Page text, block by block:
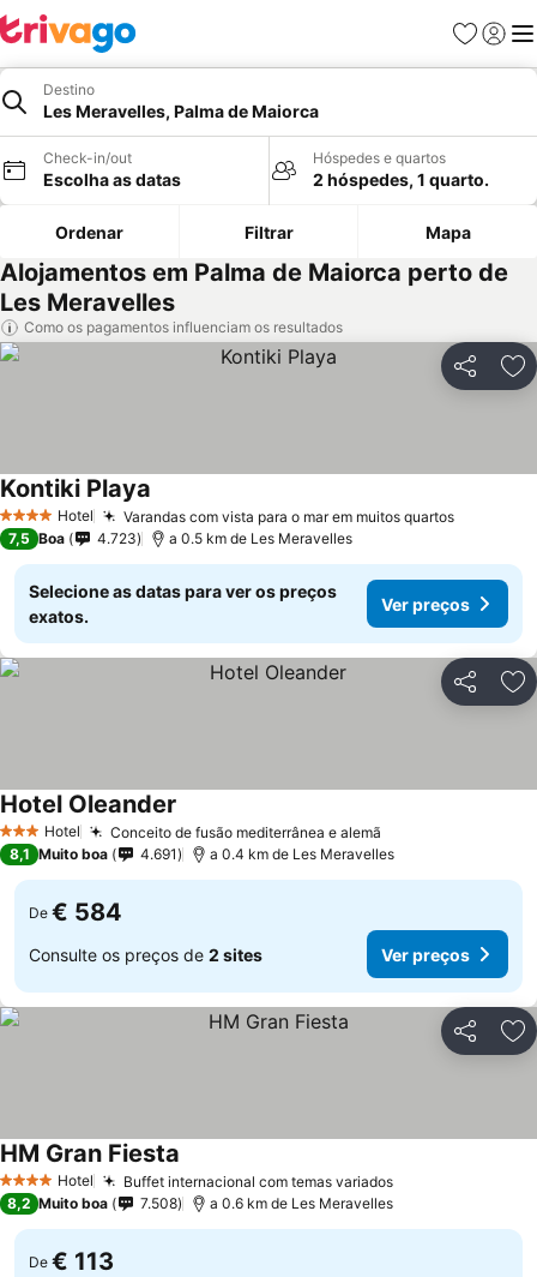
Favoritos
Iniciar
Destino
Les Meravelles, Palma de Maiorca
Check-in/out
Escolha as datas
Hóspedes e quartos
2 hóspedes, 1 quarto.
Ordenar Filtrar Mapa
Alojamentos em Palma de Maiorca perto de
Les Meravelles
Como os pagamentos influenciam os resultados
Partilhar
4 EstrelasHotel Varandas com vista para o mar em muitos quartos
Kontiki Playa
7,5 Boa 4.723 a 0.5 km de Les Meravelles
Selecione as datas para ver os preços
exatos.
Ver preços
Partilhar
3 EstrelasHotel Conceito de fusão mediterrânea e alemã
Hotel Oleander
8,1 Muito boa 4.691 a 0.4 km de Les Meravelles
De € 584
Consulte os preços de 2 sites Ver preços
Partilhar
4 EstrelasHotel Buffet internacional com temas variados
HM Gran Fiesta
8,2 Muito boa 7.508 a 0.6 km de Les Meravelles
De € 113